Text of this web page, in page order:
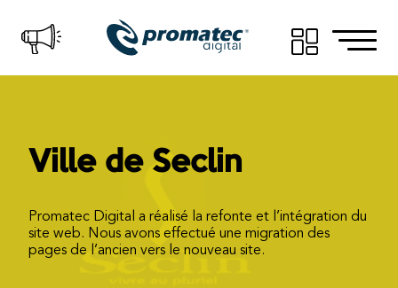
Ville de Seclin
Promatec Digital a réalisé la refonte et l’intégration du
site web. Nous avons effectué une migration des
pages de l’ancien vers le nouveau site.